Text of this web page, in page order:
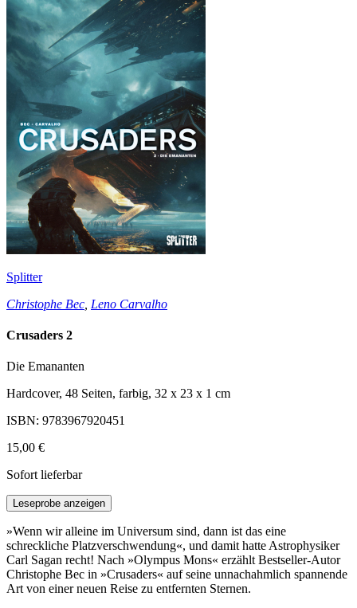
Splitter
Christophe Bec Leno Carvalho
Crusaders 2
Die Emananten
Hardcover, 48 Seiten, farbig, 32 x 23 x 1 cm
ISBN: 9783967920451
15,00 €
Sofort lieferbar
Leseprobe anzeigen
»Wenn wir alleine im Universum sind, dann ist das eine
schreckliche Platzverschwendung«, und damit hatte Astrophysiker
Carl Sagan recht! Nach »Olympus Mons« erzählt Bestseller-Autor
Christophe Bec in »Crusaders« auf seine unnachahmlich spannende
Art von einer neuen Reise zu entfernten Sternen.